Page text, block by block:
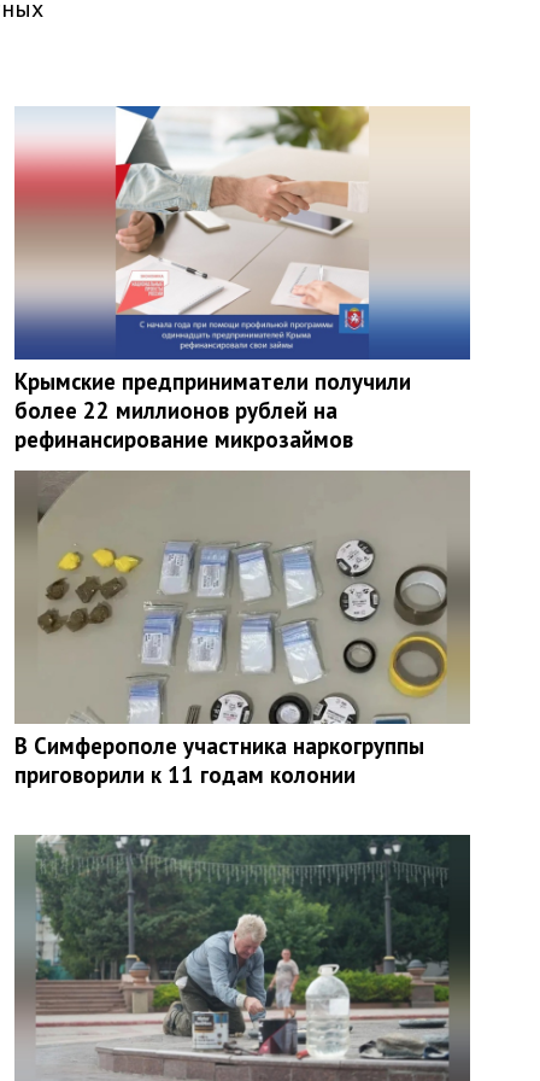
Крымские предприниматели получили
более 22 миллионов рублей на
рефинансирование микрозаймов
В Симферополе участника наркогруппы
приговорили к 11 годам колонии